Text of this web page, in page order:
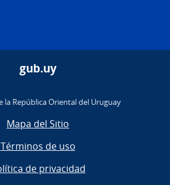
gub.uy
la República Oriental del Uruguay
Mapa del Sitio
Términos de uso
de privacidad